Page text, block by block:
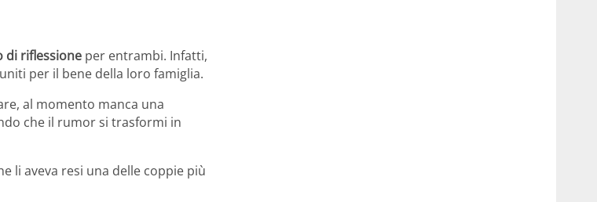
di riflessione per entrambi. Infatti,
per il bene della loro famiglia.
al momento manca una
che il rumor si trasformi in
li aveva resi una delle coppie più